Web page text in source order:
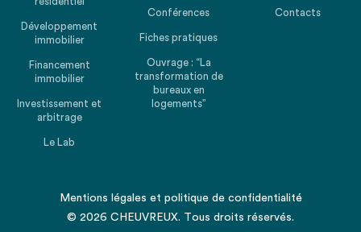
Développement
immobilier
Financement
immobilier
Investissement et
arbitrage
Le Lab
Conférences
Fiches pratiques
Ouvrage : “La
transformation de
bureaux en
logements”
Contacts
Mentions légales et politique de confidentialité
© 2026 CHEUVREUX. Tous droits réservés.